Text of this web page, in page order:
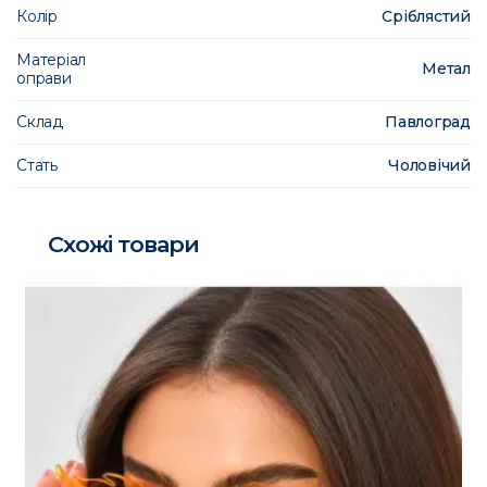
Колір Сріблястий
Матеріал
оправи
Метал
Склад Павлоград
Стать Чоловічий
Схожі товари